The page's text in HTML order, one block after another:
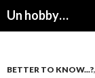
Un hobby…
BETTER TO KNOW...?,